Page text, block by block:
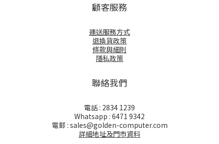
顧客服務
運送服務方式
退換貨政策
條款與細則
隱私政策
聯絡我們
電話 : 2834 1239
Whatsapp : 6471 9342
電郵 : sales@golden-computer.com
詳細地址及門市資料